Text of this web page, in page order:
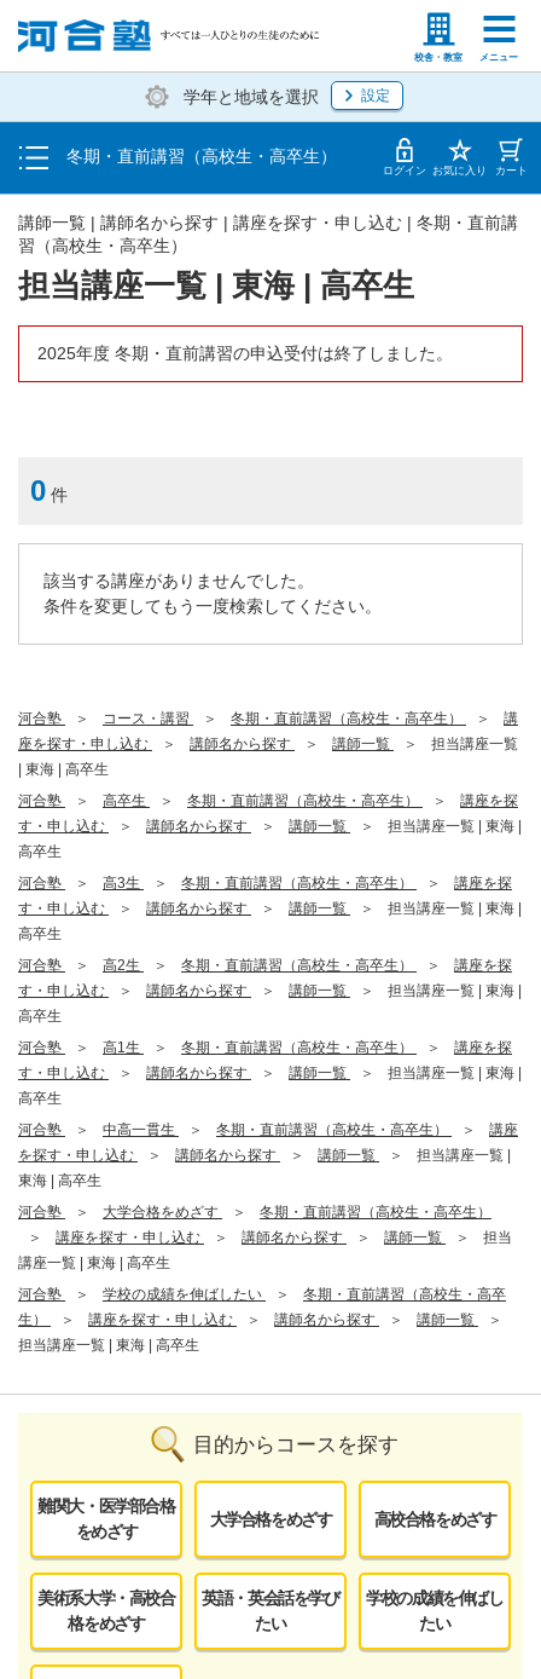
校舎・教室 メニュー
塾生の方 高等学校の先生
学年と地域を選択 設定
冬期・直前講習（高校生・高卒生）
受講料・お申し込み方法
受講開始までの流れ
校舎一覧 ログイン お気に入り カート
担当講座一覧 | 東海 | 高卒生
講師一覧 | 講師名から探す | 講座を探す・申し込む | 冬期・直前講
習（高校生・高卒生）
2025年度 冬期・直前講習の申込受付は終了しました。
0 件
該当する講座がありませんでした。
条件を変更してもう一度検索してください。
河合塾 コース・講習 冬期・直前講習（高校生・高卒生）
講
座を探す・申し込む
講師名から探す 講師一覧
担当講座一覧
| 東海 | 高卒生
河合塾
高卒生 冬期・直前講習（高校生・高卒生）
講座を探
す・申し込む
講師名から探す 講師一覧
担当講座一覧 | 東海 |
高卒生
河合塾
高3生 冬期・直前講習（高校生・高卒生）
講座を探
す・申し込む
講師名から探す 講師一覧
担当講座一覧 | 東海 |
高卒生
河合塾
高2生 冬期・直前講習（高校生・高卒生）
講座を探
す・申し込む
講師名から探す 講師一覧
担当講座一覧 | 東海 |
高卒生
河合塾
高1生 冬期・直前講習（高校生・高卒生）
講座を探
す・申し込む
講師名から探す 講師一覧
担当講座一覧 | 東海 |
高卒生
河合塾
中高一貫生 冬期・直前講習（高校生・高卒生）
講座
を探す・申し込む
講師名から探す 講師一覧
担当講座一覧 |
東海 | 高卒生
河合塾
大学合格をめざす
冬期・直前講習（高校生・高卒生）
講座を探す・申し込む
講師名から探す 講師一覧
担当
講座一覧 | 東海 | 高卒生
河合塾
学校の成績を伸ばしたい
冬期・直前講習（高校生・高卒
生）
講座を探す・申し込む 講師名から探す
講師一覧
担当講座一覧 | 東海 | 高卒生
目的からコースを探す
難関大・医学部合格
をめざす
大学合格をめざす 高校合格をめざす
美術系大学・高校合
格をめざす
英語・英会話を学び
たい
学校の成績を伸ばし
たい